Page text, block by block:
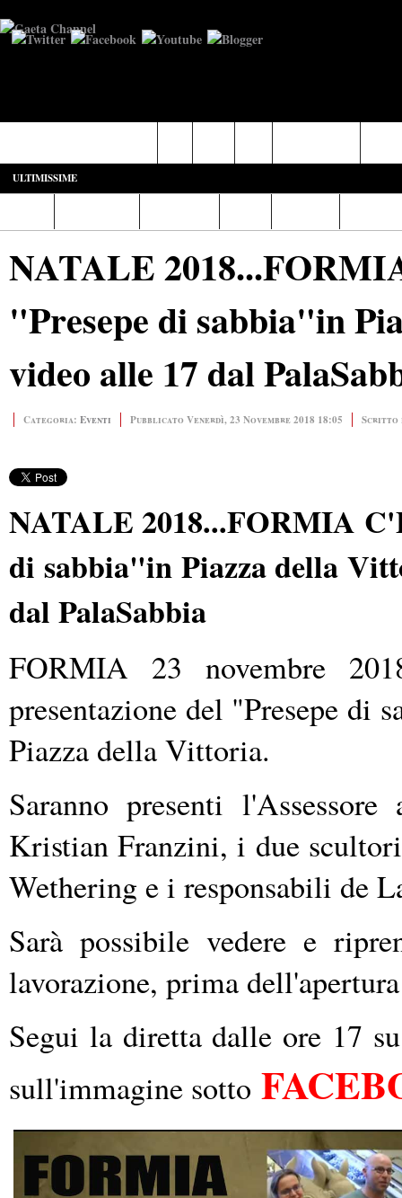
ULTIMISSIME
NATALE
"Presepe di sabbia"in
video alle 17 dal
Categoria: Eventi Pubblicato Venerdì, 23 Novembre 2018 18:05 Scritto
NATALE 2018...FORMIA
di sabbia"in Piazza della
dal PalaSabbia
FORMIA 23 novembre
presentazione del "Presepe di
Piazza della Vittoria.
Saranno presenti
Kristian Franzini, i due
Wethering e i responsabili de
Sarà possibile vedere e
lavorazione, prima
Segui la diretta dalle ore 17
sull'immagine sotto